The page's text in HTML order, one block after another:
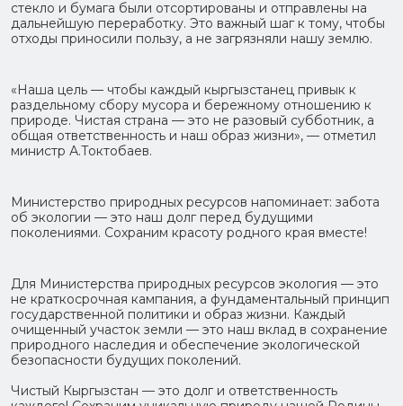
стекло и бумага были отсортированы и отправлены на
дальнейшую переработку. Это важный шаг к тому, чтобы
отходы приносили пользу, а не загрязняли нашу землю.
«Наша цель — чтобы каждый кыргызстанец привык к
раздельному сбору мусора и бережному отношению к
природе. Чистая страна — это не разовый субботник, а
общая ответственность и наш образ жизни», — отметил
министр А.Токтобаев.
Министерство природных ресурсов напоминает: забота
об экологии — это наш долг перед будущими
поколениями. Сохраним красоту родного края вместе!
Для Министерства природных ресурсов экология — это
не краткосрочная кампания, а фундаментальный принцип
государственной политики и образ жизни. Каждый
очищенный участок земли — это наш вклад в сохранение
природного наследия и обеспечение экологической
безопасности будущих поколений.
Чистый Кыргызстан — это долг и ответственность